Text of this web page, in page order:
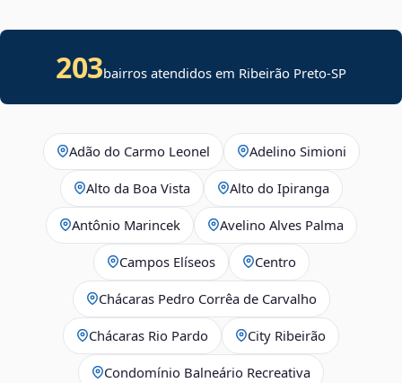
203bairros atendidos em Ribeirão Preto-SP
Adão do Carmo Leonel Adelino Simioni
Alto da Boa Vista Alto do Ipiranga
Antônio Marincek Avelino Alves Palma
Campos Elíseos Centro
Chácaras Pedro Corrêa de Carvalho
Chácaras Rio Pardo City Ribeirão
Condomínio Balneário Recreativa